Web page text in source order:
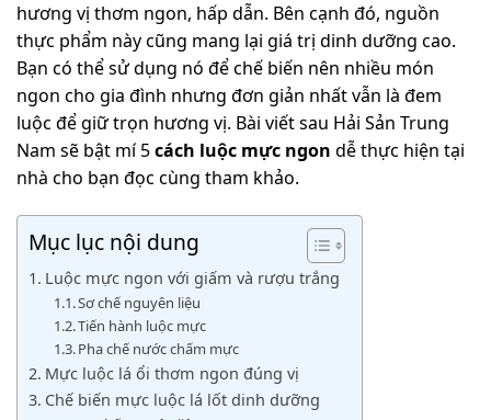
hương vị thơm ngon, hấp dẫn. Bên cạnh đó, nguồn
thực phẩm này cũng mang lại giá trị dinh dưỡng cao.
Bạn có thể sử dụng nó để chế biến nên nhiều món
ngon cho gia đình nhưng đơn giản nhất vẫn là đem
luộc để giữ trọn hương vị. Bài viết sau Hải Sản Trung
Nam sẽ bật mí 5cách luộc mực ngon dễ thực hiện tại
nhà cho bạn đọc cùng tham khảo.
Mục lục nội dung
Luộc mực ngon với giấm và rượu trắng
Sơ chế nguyên liệu
Tiến hành luộc mực
Pha chế nước chấm mực
Mực luộc lá ổi thơm ngon đúng vị
Chế biến mực luộc lá lốt dinh dưỡng